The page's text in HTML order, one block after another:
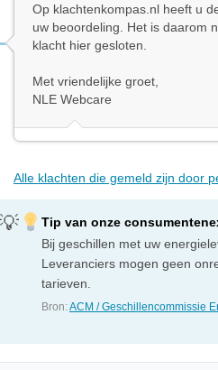
Op klachtenkompas.nl heeft u
uw beoordeling. Het is daarom
klacht hier gesloten.
Met vriendelijke groet,
NLE Webcare
Alle klachten die gemeld zijn door
Tip van onze
Bij geschillen met uw
Leveranciers mogen geen
tarieven.
Bron:ACM / Geschillencommissie